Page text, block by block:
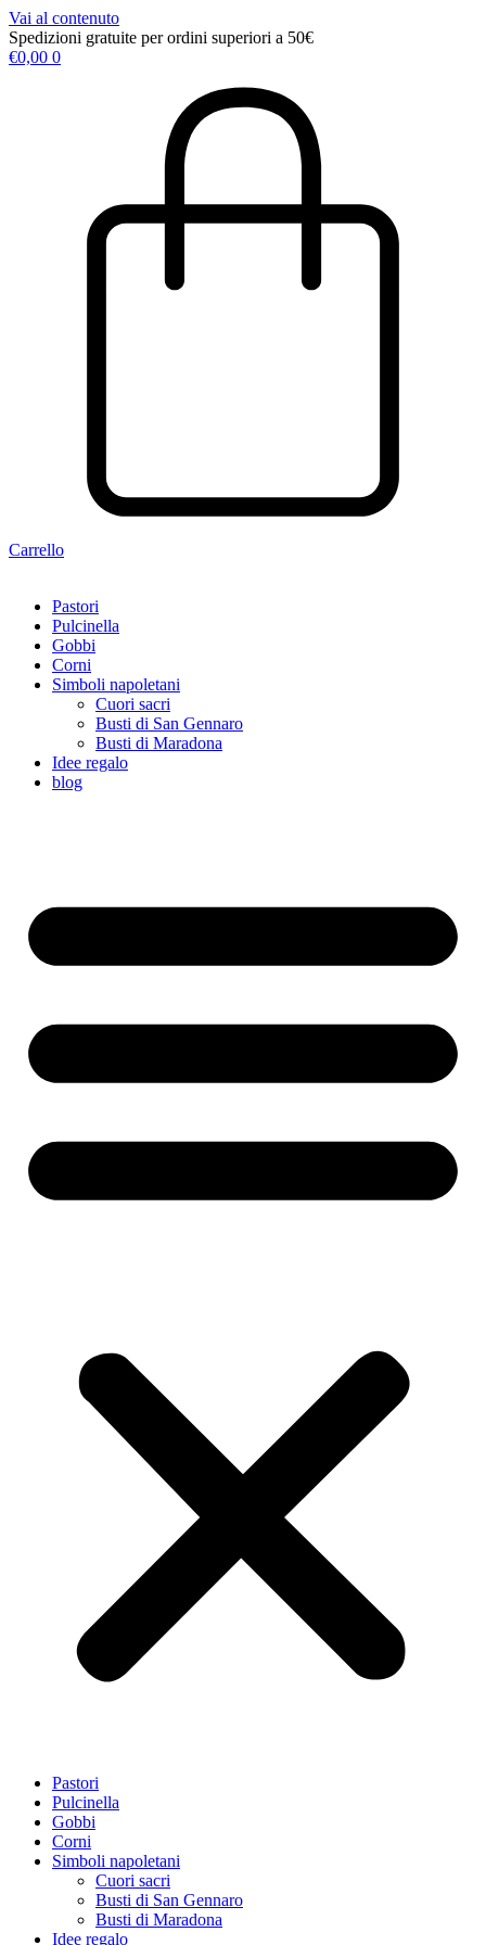
Vai al contenuto
Spedizioni gratuite per ordini superiori a 50€
€0,00 0
Carrello
Pastori
Pulcinella
Gobbi
Corni
Simboli napoletani
Cuori sacri
Busti di San Gennaro
Busti di Maradona
Idee regalo
blog
Pastori
Pulcinella
Gobbi
Corni
Simboli napoletani
Cuori sacri
Busti di San Gennaro
Busti di Maradona
Idee regalo